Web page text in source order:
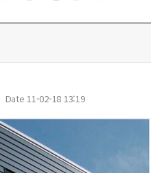
Date 11-02-18 13:19